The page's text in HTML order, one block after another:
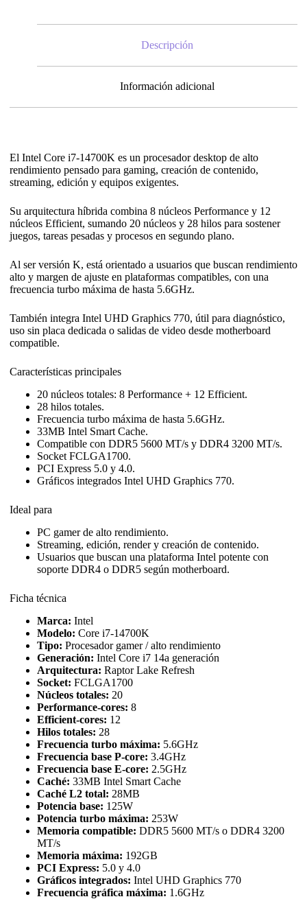
Descripción
Información adicional
El Intel Core i7-14700K es un procesador desktop de alto
rendimiento pensado para gaming, creación de contenido,
streaming, edición y equipos exigentes.
Su arquitectura híbrida combina 8 núcleos Performance y 12
núcleos Efficient, sumando 20 núcleos y 28 hilos para sostener
juegos, tareas pesadas y procesos en segundo plano.
Al ser versión K, está orientado a usuarios que buscan rendimiento
alto y margen de ajuste en plataformas compatibles, con una
frecuencia turbo máxima de hasta 5.6GHz.
También integra Intel UHD Graphics 770, útil para diagnóstico,
uso sin placa dedicada o salidas de video desde motherboard
compatible.
Características principales
20 núcleos totales: 8 Performance + 12 Efficient.
28 hilos totales.
Frecuencia turbo máxima de hasta 5.6GHz.
33MB Intel Smart Cache.
Compatible con DDR5 5600 MT/s y DDR4 3200 MT/s.
Socket FCLGA1700.
PCI Express 5.0 y 4.0.
Gráficos integrados Intel UHD Graphics 770.
Ideal para
PC gamer de alto rendimiento.
Streaming, edición, render y creación de contenido.
Usuarios que buscan una plataforma Intel potente con
soporte DDR4 o DDR5 según motherboard.
Ficha técnica
Marca: Intel
Modelo: Core i7-14700K
Tipo: Procesador gamer / alto rendimiento
Generación: Intel Core i7 14a generación
Arquitectura: Raptor Lake Refresh
Socket: FCLGA1700
Núcleos totales: 20
Performance-cores: 8
Efficient-cores: 12
Hilos totales: 28
Frecuencia turbo máxima: 5.6GHz
Frecuencia base P-core: 3.4GHz
Frecuencia base E-core: 2.5GHz
Caché: 33MB Intel Smart Cache
Caché L2 total: 28MB
Potencia base: 125W
Potencia turbo máxima: 253W
Memoria compatible: DDR5 5600 MT/s o DDR4 3200
MT/s
Memoria máxima: 192GB
PCI Express: 5.0 y 4.0
Gráficos integrados: Intel UHD Graphics 770
Frecuencia gráfica máxima: 1.6GHz